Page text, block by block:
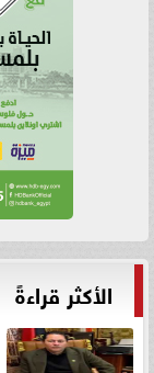
الأكثر قراءةً